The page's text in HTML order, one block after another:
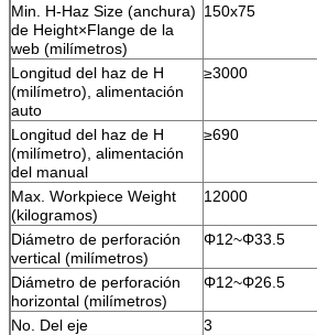
Min. H-Haz Size (anchura)
de Height×Flange de la
web (milímetros)
150x75
Longitud del haz de H
(milímetro), alimentación
auto
≥3000
Longitud del haz de H
(milímetro), alimentación
del manual
≥690
Max. Workpiece Weight
(kilogramos)
12000
Diámetro de perforación
vertical (milímetros)
Φ12~Φ33.5
Diámetro de perforación
horizontal (milímetros)
Φ12~Φ26.5
No. Del eje 3